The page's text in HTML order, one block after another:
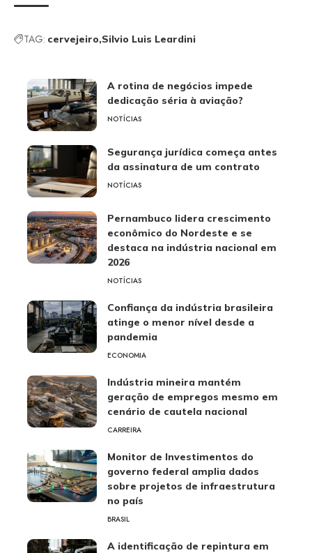
TAG: cervejeiro Silvio Luis Leardini
A rotina de negócios impede
dedicação séria à aviação?
NOTÍCIAS
Segurança jurídica começa antes
da assinatura de um contrato
NOTÍCIAS
Pernambuco lidera crescimento
econômico do Nordeste e se
destaca na indústria nacional em
2026
NOTÍCIAS
Confiança da indústria brasileira
atinge o menor nível desde a
pandemia
ECONOMIA
Indústria mineira mantém
geração de empregos mesmo em
cenário de cautela nacional
CARREIRA
Monitor de Investimentos do
governo federal amplia dados
sobre projetos de infraestrutura
no país
BRASIL
A identificação de repintura em